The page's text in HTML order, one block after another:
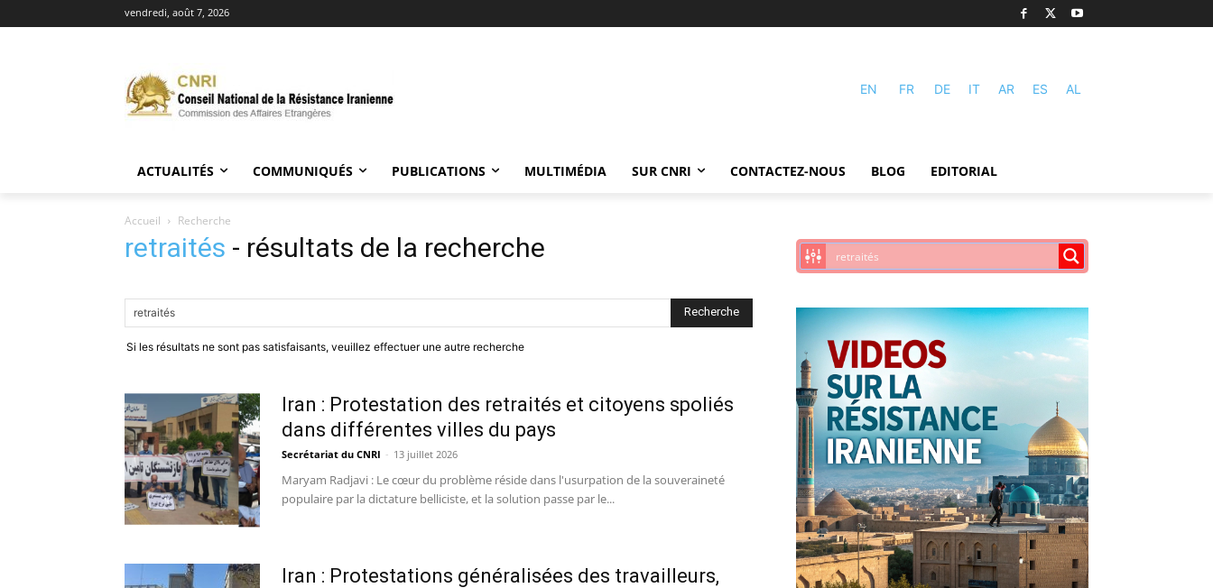
vendredi, août 7, 2026
EN FR DE IT AR ES AL
ACTUALITÉS COMMUNIQUÉS PUBLICATIONS MULTIMÉDIA SUR CNRI CONTACTEZ-NOUS BLOG EDITORIAL
Accueil Recherche
retraités - résultats de la recherche
Si les résultats ne sont pas satisfaisants, veuillez effectuer une autre recherche
Iran : Protestation des retraités et citoyens spoliés
dans différentes villes du pays
Secrétariat du CNRI - 13 juillet 2026
Maryam Radjavi : Le cœur du problème réside dans l'usurpation de la souveraineté
populaire par la dictature belliciste, et la solution passe par le...
Iran : Protestations généralisées des travailleurs,